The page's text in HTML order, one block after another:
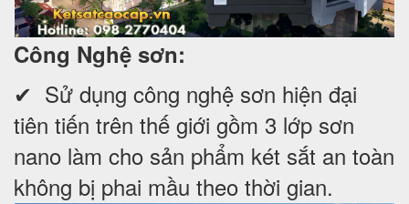
Công Nghệ sơn:
✔ Sử dụng công nghệ sơn hiện đại
tiên tiến trên thế giới gồm 3 lớp sơn
nano làm cho sản phẩm két sắt an toàn
không bị phai mầu theo thời gian.